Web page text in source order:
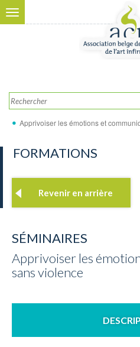
Aller au contenu principal
de
Toggle
navigation
Apprivoiser les émotions et
FORMATIONS
Revenir en arrière
SÉMINAIRES
Apprivoiser les
sans violence